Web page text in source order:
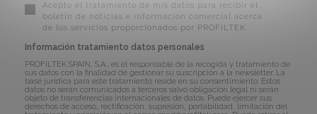
Acepto el tratamiento de mis datos para recibir el
boletín de noticias e información comercial acerca
de los servicios proporcionados por PROFILTEK.
Información tratamiento datos personales
PROFILTEK SPAIN, S.A., es el responsable de la recogida y tratamiento de
sus datos con la finalidad de gestionar su suscripción a la newsletter. La
base jurídica para este tratamiento reside en su consentimiento. Estos
datos no serán comunicados a terceros salvo obligación legal ni serán
objeto de transferencias internacionales de datos. Puede ejercer sus
derechos de acceso, rectificación, supresión, portabilidad, limitación del